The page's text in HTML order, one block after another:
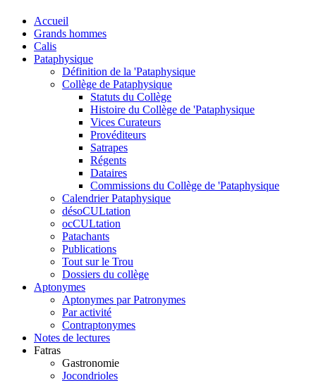
Accueil
Grands hommes
Calis
Pataphysique
Définition de la 'Pataphysique
Collège de Pataphysique
Statuts du Collège
Histoire du Collège de 'Pataphysique
Vices Curateurs
Provéditeurs
Satrapes
Régents
Dataires
Commissions du Collège de 'Pataphysique
Calendrier Pataphysique
désoCULtation
ocCULtation
Patachants
Publications
Tout sur le Trou
Dossiers du collège
Aptonymes
Aptonymes par Patronymes
Par activité
Contraptonymes
Notes de lectures
Fatras
Gastronomie
Jocondrioles